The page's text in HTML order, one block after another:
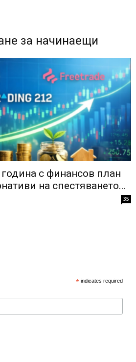
за начинаещи
с финансов план
на спестяването...
35
* indicates required